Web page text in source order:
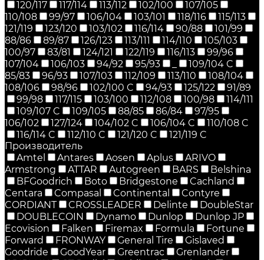
120/117
117/114 113/112 102/100
107/105
110/108
99/97 106/104 103/101 118/116
115/113
121/119
123/120 103/102 116/114 90/88
101/99
88/86
89/87 126/123 113/111 114/110
105/103
100/97
83/81 124/121 122/119 116/113
99/96
107/104
106/103 94/92 95/93
109/104 C
85/83
96/93 107/103 112/109 113/110
108/104
108/106
98/96 102/100 C 94/93 125/122
91/89
99/98
117/115 103/100 112/108 100/98
114/111
109/107 C
109/105 88/85 86/84
97/95
106/102
127/124 104/102 C 106/104 C
110/108 C
116/114 C
112/110 C 121/120 C
121/119 C
Производитель
Amtel
Antares Aosen Aplus
ARIVO
Armstrong
ATTAR Autogreen BARS
Belshina
BFGoodrich
Boto Bridgestone
Cachland
Centara
Compasal Continental
Contyre
CORDIANT
CROSSLEADER Delinte
DoubleStar
DOUBLECOIN
Dynamo Dunlop
Dunlop JP
Ecovision
Falken Firemax Formula
Fortune
Forward
FRONWAY General Tire
Gislaved
Goodride
GoodYear Greentrac
Grenlander